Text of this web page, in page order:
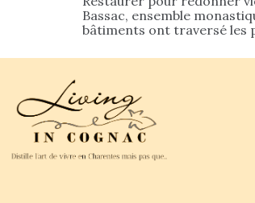
Bassac, ensemble
bâtiments ont traversé les